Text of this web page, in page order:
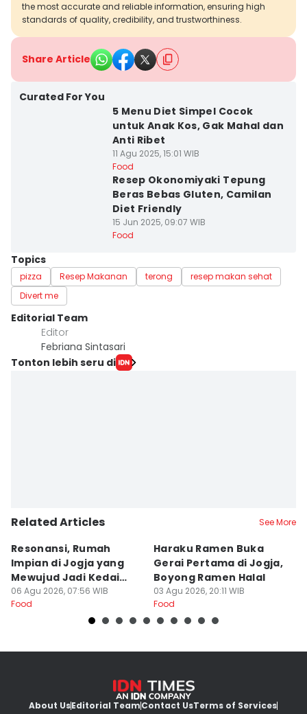
the most accurate and reliable information, ensuring high
standards of quality, credibility, and trustworthiness.
Share Article
Curated For You
5 Menu Diet Simpel Cocok
untuk Anak Kos, Gak Mahal dan
Anti Ribet
11 Agu 2025, 15:01 WIB
Food
Resep Okonomiyaki Tepung
Beras Bebas Gluten, Camilan
Diet Friendly
15 Jun 2025, 09:07 WIB
Food
Topics
pizza Resep Makanan terong
resep makan sehat
Divert me
Editorial Team
Editor
Febriana Sintasari
Tonton lebih seru di
Related Articles See More
Resonansi, Rumah
Impian di Jogja yang
Mewujud Jadi Kedai
Ramen dan Burger
06 Agu 2026, 07:56 WIB
Food
Haraku Ramen Buka
Gerai Pertama di Jogja,
Boyong Ramen Halal
03 Agu 2026, 20:11 WIB
Food
About UsEditorial TeamContact UsTerms of Services